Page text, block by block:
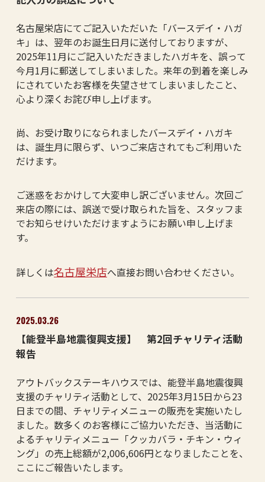
名古屋栄店にてご記入いただいた「バースデイ・ハガ
キ」は、翌年のお誕生日月に送付しておりますが、
2025年11月にご記入いただきましたハガキを、誤って
今月1月に郵送してしまいました。来年の到着を楽しみ
にされていたお客様を失望させてしまいましたこと、
心より深くお詫び申し上げます。
尚、お受け取りになられましたバースデイ・ハガキ
は、誕生月に限らず、いつご来店されてもご利用いた
だけます。
ご迷惑をおかけして大変申し訳ございません。次回ご
来店の際には、誤送で受け取られた旨を、スタッフま
でお知らせけいただけますようにお願い申し上げま
す。
詳しくは名古屋栄店へ直接お問い合わせください。
2025.03.26
【能登半島地震復興支援】 第2回チャリティ活動
報告
アウトバックステーキハウスでは、能登半島地震復興
支援のチャリティ活動として、2025年3月15日から23
日までの間、チャリティメニューの販売を実施いたし
ました。数多くのお客様にご協力いただき、当活動に
よるチャリティメニュー「クッカバラ・チキン・ウィ
ング」の売上総額が2,006,606円となりましたことを、
ここにご報告いたします。